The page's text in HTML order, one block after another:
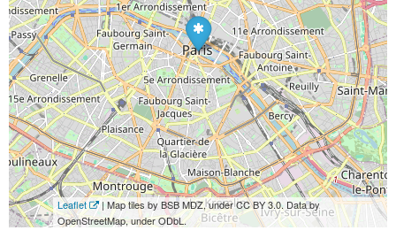
Leaflet
| Map tiles by BSB MDZ, under CC BY 3.0. Data by
OpenStreetMap, under ODbL.